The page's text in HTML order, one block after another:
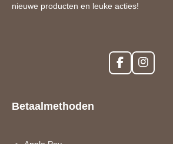
nieuwe producten en leuke acties!
F
a
I
n
Betaalmethoden